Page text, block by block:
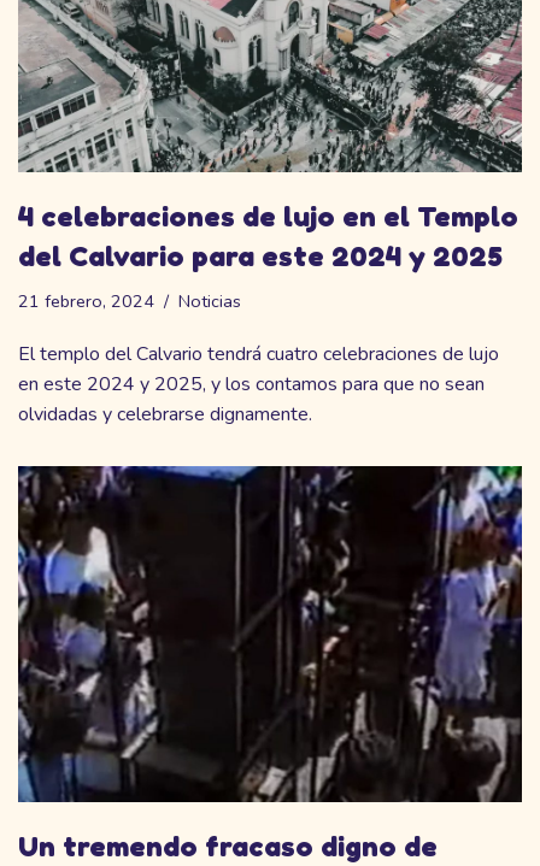
4 celebraciones de lujo en el Templo
del Calvario para este 2024 y 2025
21 febrero, 2024 Noticias
El templo del Calvario tendrá cuatro celebraciones de lujo
en este 2024 y 2025, y los contamos para que no sean
olvidadas y celebrarse dignamente.
Un tremendo fracaso digno de